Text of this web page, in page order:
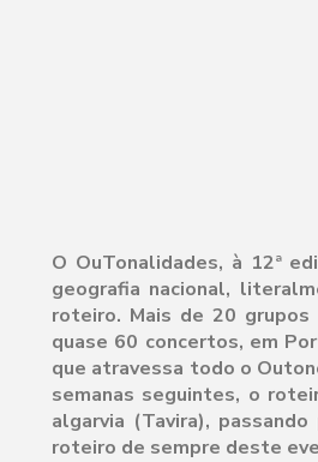
O OuTonalidades, à 12ª
geografia nacional,
roteiro. Mais de 20
quase 60 concertos, em
que atravessa todo o
semanas seguintes, o
algarvia (Tavira),
roteiro de sempre deste